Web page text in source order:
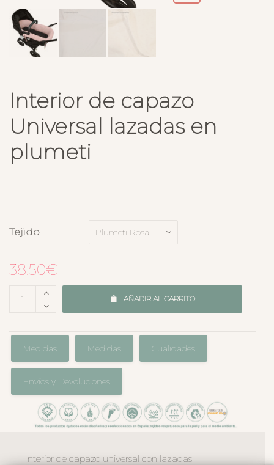
Interior de capazo
Universal lazadas en
plumeti
Tejido
38.50€
AÑADIR AL CARRITO
Medidas Medidas Cualidades
Envíos y Devoluciones
Interior de capazo universal con lazadas.